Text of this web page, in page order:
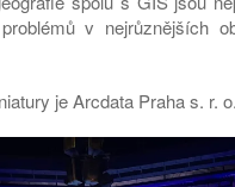
v nejrůznějších
je Arcdata Praha s. r.